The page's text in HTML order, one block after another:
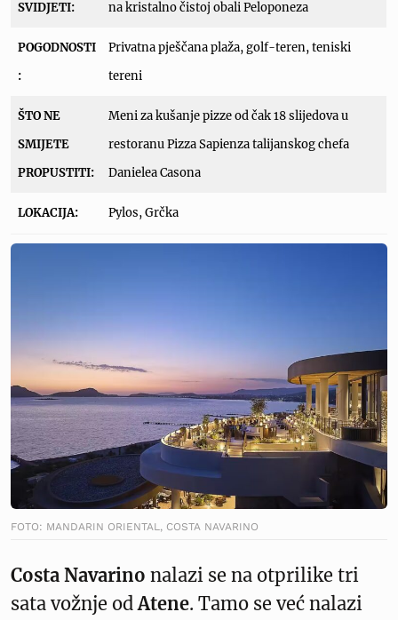
SVIDJETI:
na kristalno čistoj obali Peloponeza
POGODNOSTI
:
Privatna pješčana plaža, golf-teren, teniski
tereni
ŠTO NE
SMIJETE
PROPUSTITI:
Meni za kušanje pizze od čak 18 slijedova u
restoranu Pizza Sapienza talijanskog chefa
Danielea Casona
LOKACIJA: Pylos, Grčka
FOTO: MANDARIN ORIENTAL, COSTA NAVARINO
Costa Navarino nalazi se na otprilike tri
sata vožnje odAtene. Tamo se već nalazi